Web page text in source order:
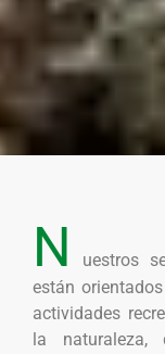
N
uestros
están
actividades
la